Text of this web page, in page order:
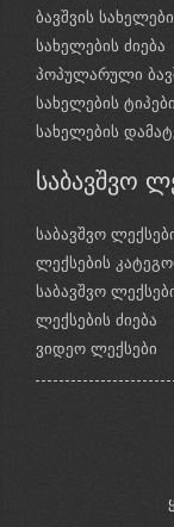
ბავშვის სახელები
სახელების ძიება
პოპულარული
სახელების ტიპები
სახელების
საბავშვო
საბავშვო
ლექსების
საბავშვო
ლექსების ძიება
ვიდეო ლექსები